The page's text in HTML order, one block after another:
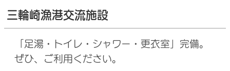
三輪崎漁港交流施設
「足湯・トイレ・シャワー・更衣室」完備。
ぜひ、ご利用ください。